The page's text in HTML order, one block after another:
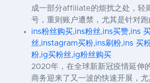
成一部分affiliate的烦扰之处，轻
号，重则账户遭禁，尤其是针对
ins粉丝购买,ins粉丝,ins买赞,ins
丝,instagram买粉,ins刷粉,ins 买
粉,ig买粉丝,ig粉丝购买
2020年，在全球新新冠疫情延伸
商务迎来了又一波的快速开展，